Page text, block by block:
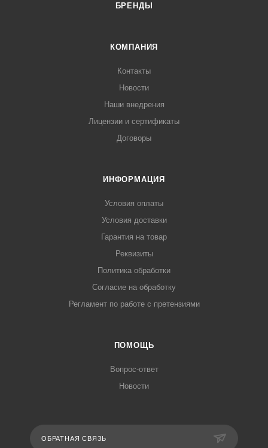
БРЕНДЫ
КОМПАНИЯ
Контакты
Новости
Наши внедрения
Лицензии и сертификаты
Договоры
ИНФОРМАЦИЯ
Условия оплаты
Условия доставки
Гарантия на товар
Реквизиты
Политика обработки
Согласие на обработку
Регламент по работе с претензиями
ПОМОЩЬ
Вопрос-ответ
Новости
ОБРАТНАЯ СВЯЗЬ